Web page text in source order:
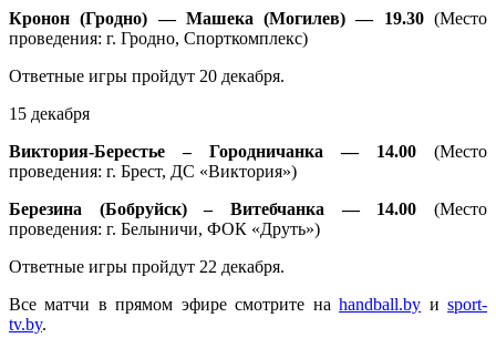
Кронон (Гродно) — Машека (Могилев) — 19.30 (Место
проведения: г. Гродно, Спорткомплекс)
Ответные игры пройдут 20 декабря.
15 декабря
Виктория-Берестье – Городничанка — 14.00 (Место
проведения: г. Брест, ДС «Виктория»)
Березина (Бобруйск) – Витебчанка — 14.00 (Место
проведения: г. Белыничи, ФОК «Друть»)
Ответные игры пройдут 22 декабря.
Все матчи в прямом эфире смотрите наhandball.by иsport-
tv.by.